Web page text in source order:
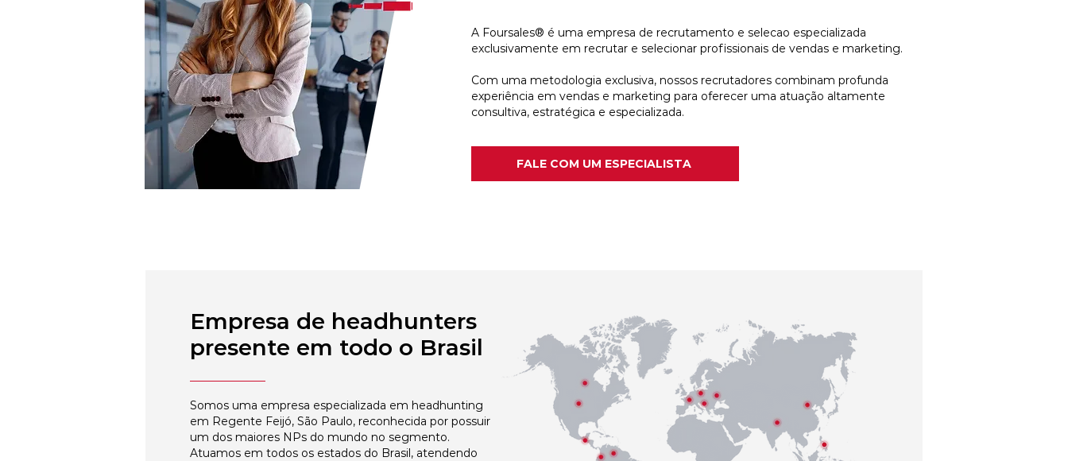
A Foursales® é uma empresa de recrutamento e selecao especializada
exclusivamente em recrutar e selecionar profissionais de vendas e marketing.
Com uma metodologia exclusiva, nossos recrutadores combinam profunda
experiência em vendas e marketing para oferecer uma atuação altamente
consultiva, estratégica e especializada.
FALE COM UM ESPECIALISTA
Empresa de headhunters
presente em todo o Brasil
Somos uma empresa especializada em headhunting
em Regente Feijó, São Paulo, reconhecida por possuir
um dos maiores NPs do mundo no segmento.
Atuamos em todos os estados do Brasil, atendendo